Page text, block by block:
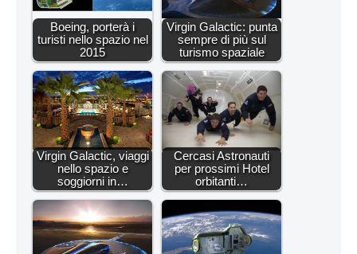
Boeing, porterà i
turisti nello spazio nel
2015
Virgin Galactic: punta
sempre di più sul
turismo spaziale
Virgin Galactic, viaggi
nello spazio e
soggiorni in…
Cercasi Astronauti
per prossimi Hotel
orbitanti…